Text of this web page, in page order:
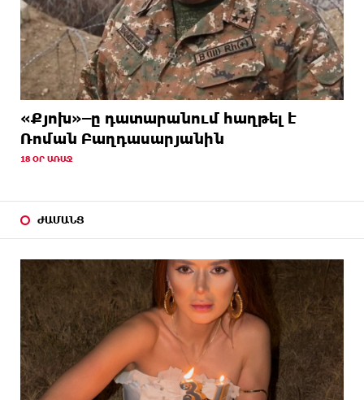
«Քյոխ»–ը դատարանում հաղթել է
Ռոման Բաղդասարյանին
18 ՕՐ ԱՌԱՋ
ԺԱՄԱՆՑ